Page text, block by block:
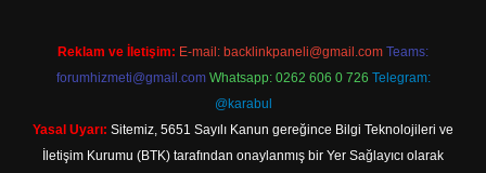
Reklam ve İletişim: E-mail: backlinkpaneli@gmail.com Teams:
forumhizmeti@gmail.com Whatsapp: 0262 606 0 726 Telegram:
@karabul
Yasal Uyarı: Sitemiz, 5651 Sayılı Kanun gereğince Bilgi Teknolojileri ve
İletişim Kurumu (BTK) tarafından onaylanmış bir Yer Sağlayıcı olarak